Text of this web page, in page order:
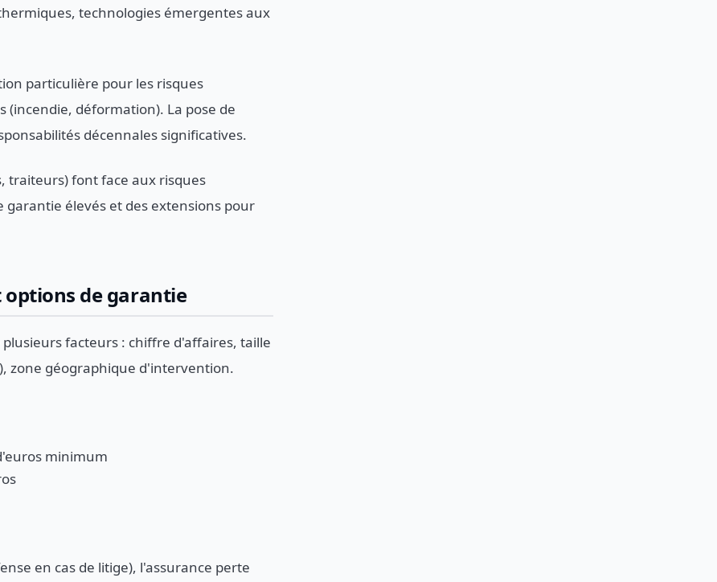
technologies émergentes aux
particulière pour les risques
déformation). La pose de
décennales significatives.
traiteurs) font face aux risques
élevés et des extensions pour
options de garantie
facteurs : chiffre d'affaires, taille
zone géographique d'intervention.
minimum
en cas de litige), l'assurance perte